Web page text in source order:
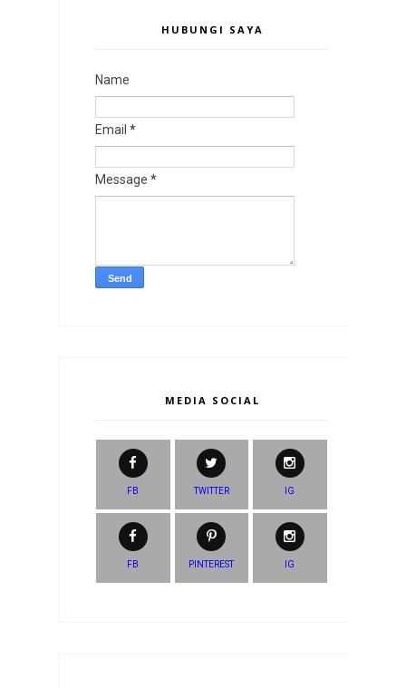
HUBUNGI SAYA
Name
Email *
Message *
MEDIA SOCIAL
FB TWITTER IG
FB PINTEREST IG